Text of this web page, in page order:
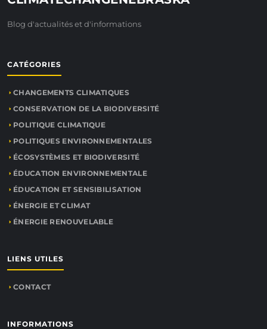
Blog d'actualités et d'informations
CATÉGORIES
CHANGEMENTS CLIMATIQUES
CONSERVATION DE LA BIODIVERSITÉ
POLITIQUE CLIMATIQUE
POLITIQUES ENVIRONNEMENTALES
ÉCOSYSTÈMES ET BIODIVERSITÉ
ÉDUCATION ENVIRONNEMENTALE
ÉDUCATION ET SENSIBILISATION
ÉNERGIE ET CLIMAT
ÉNERGIE RENOUVELABLE
LIENS UTILES
CONTACT
INFORMATIONS